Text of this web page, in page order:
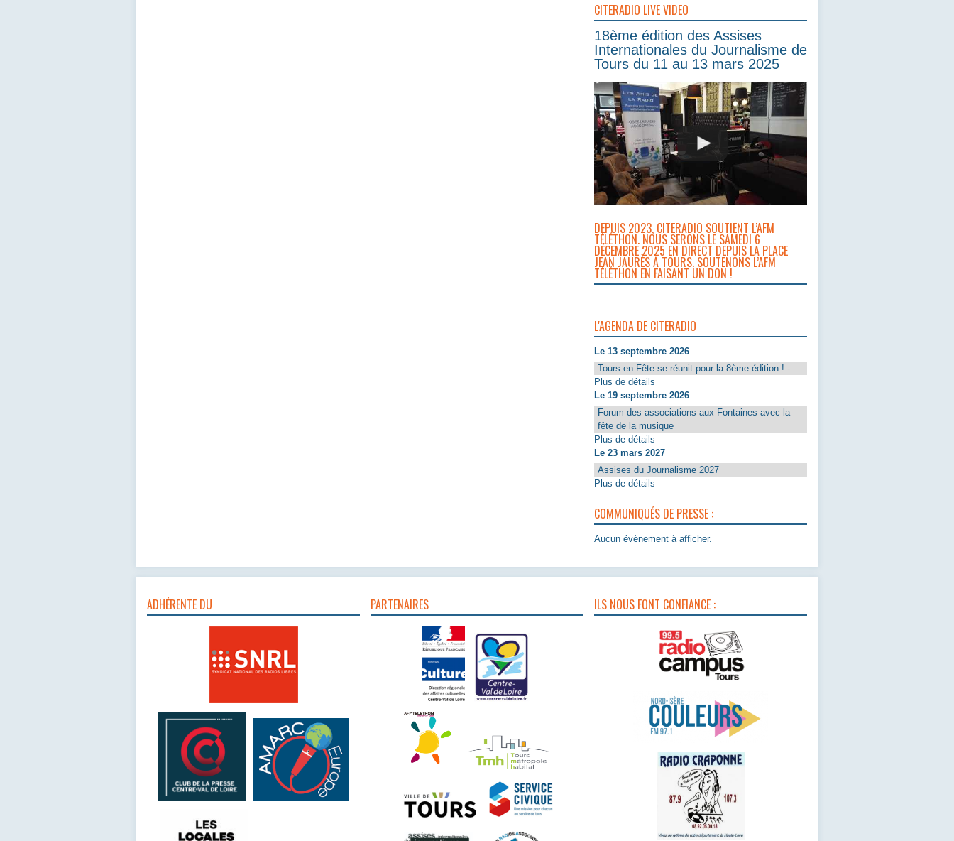
CITERADIO LIVE VIDEO
18ème édition des Assises
Internationales du Journalisme de
Tours du 11 au 13 mars 2025
DEPUIS 2023, CITERADIO SOUTIENT L’AFM
TÉLÉTHON. NOUS SERONS LE SAMEDI 6
DÉCEMBRE 2025 EN DIRECT DEPUIS LA PLACE
JEAN JAURÈS À TOURS. SOUTENONS L’AFM
TÉLÉTHON EN FAISANT UN DON !
L'AGENDA DE CITERADIO
Le 13 septembre 2026
Tours en Fête se réunit pour la 8ème édition ! -
Plus de détails
Le 19 septembre 2026
Forum des associations aux Fontaines avec la
fête de la musique
Plus de détails
Le 23 mars 2027
Assises du Journalisme 2027
Plus de détails
COMMUNIQUÉS DE PRESSE :
Aucun évènement à afficher.
ADHÉRENTE DU PARTENAIRES ILS NOUS FONT CONFIANCE :